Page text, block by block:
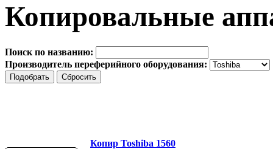
Копировальные
Поиск по названию:
Производитель переферийного оборудования:
Копир Toshiba 1560